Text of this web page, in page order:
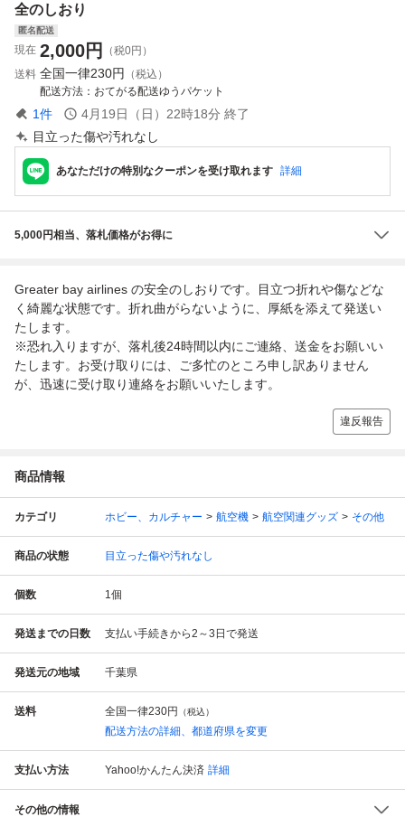
全のしおり
匿名配送
現在 2,000円
（税0円）
送料 全国一律230円
（税込）
配送方法
おてがる配送ゆうパケット
1件 4月19日（日）22時18分 終了
目立った傷や汚れなし
あなただけの特別なクーポンを受け取れます 詳細
5,000円相当、落札価格がお得に
Greater bay airlines の安全のしおりです。目立つ折れや傷などな
く綺麗な状態です。折れ曲がらないように、厚紙を添えて発送い
たします。
※恐れ入りますが、落札後24時間以内にご連絡、送金をお願いい
たします。お受け取りには、ご多忙のところ申し訳ありません
が、迅速に受け取り連絡をお願いいたします。
違反報告
商品情報
カテゴリ ホビー、カルチャー 航空機 航空関連グッズ その他
商品の状態 目立った傷や汚れなし
個数 1個
発送までの日数 支払い手続きから2～3日で発送
発送元の地域 千葉県
送料 全国一律230円 （税込）
配送方法の詳細、都道府県を変更
支払い方法 Yahoo!かんたん決済 詳細
その他の情報